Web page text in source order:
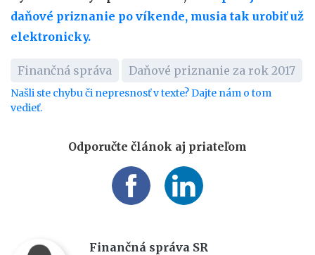
daňové priznanie po víkende, musia tak urobiť už
elektronicky.
Finančná správa Daňové priznanie za rok 2017
Našli ste chybu či nepresnosť v texte? Dajte nám o tom
vedieť.
Odporučte článok aj priateľom
Finančná správa SR